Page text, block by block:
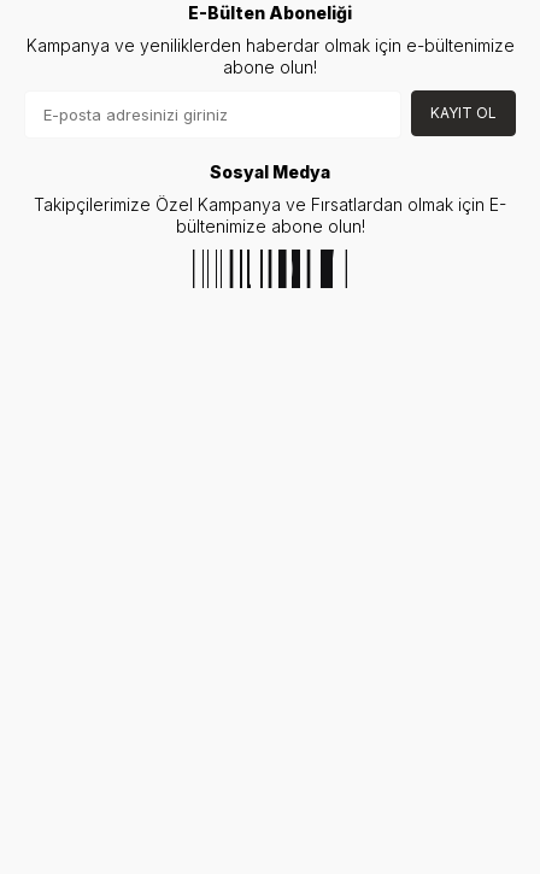
E-Bülten Aboneliği
Kampanya ve yeniliklerden haberdar olmak için e-bültenimize
abone olun!
KAYIT OL
Sosyal Medya
Takipçilerimize Özel Kampanya ve Fırsatlardan olmak için E-
bültenimize abone olun!